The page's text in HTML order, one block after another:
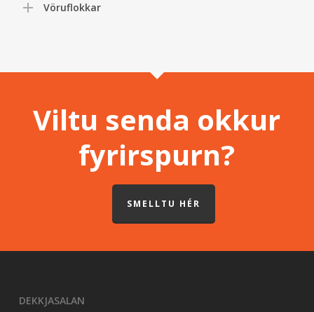
Vöruflokkar
Viltu senda okkur
fyrirspurn?
SMELLTU HÉR
DEKKJASALAN